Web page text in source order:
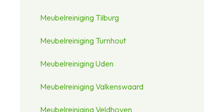
Meubelreiniging Tilburg
Meubelreiniging Turnhout
Meubelreiniging Uden
Meubelreiniging Valkenswaard
Meubelreiniging Veldhoven